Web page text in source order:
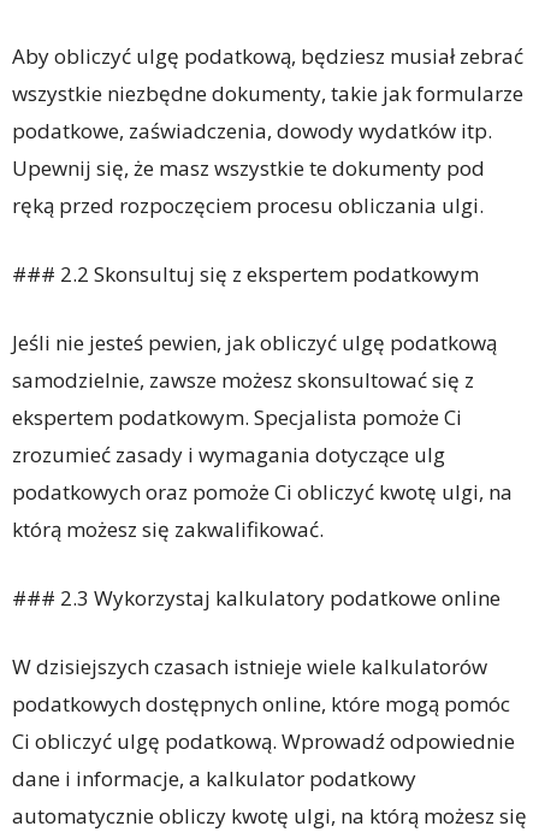
Aby obliczyć ulgę podatkową, będziesz musiał zebrać
wszystkie niezbędne dokumenty, takie jak formularze
podatkowe, zaświadczenia, dowody wydatków itp.
Upewnij się, że masz wszystkie te dokumenty pod
ręką przed rozpoczęciem procesu obliczania ulgi.
### 2.2 Skonsultuj się z ekspertem podatkowym
Jeśli nie jesteś pewien, jak obliczyć ulgę podatkową
samodzielnie, zawsze możesz skonsultować się z
ekspertem podatkowym. Specjalista pomoże Ci
zrozumieć zasady i wymagania dotyczące ulg
podatkowych oraz pomoże Ci obliczyć kwotę ulgi, na
którą możesz się zakwalifikować.
### 2.3 Wykorzystaj kalkulatory podatkowe online
W dzisiejszych czasach istnieje wiele kalkulatorów
podatkowych dostępnych online, które mogą pomóc
Ci obliczyć ulgę podatkową. Wprowadź odpowiednie
dane i informacje, a kalkulator podatkowy
automatycznie obliczy kwotę ulgi, na którą możesz się